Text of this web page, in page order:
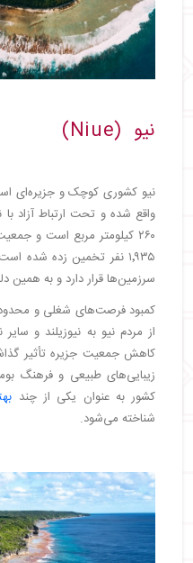
نیو (Niue)
نیو کشوری کوچک و جزیره‌ای
واقع شده و تحت ارتباط آزاد با
۱٬۹۳۵ نفر تخمین زده شده
سرزمین‌ها قرار دارد و به همین
کمبود فرصت‌های شغلی و
از مردم نیو به نیوزیلند و
کاهش جمعیت جزیره تأثیر
زیبایی‌های طبیعی و فرهنگ
کشور به عنوان یکی از چند
شناخته می‌شود.